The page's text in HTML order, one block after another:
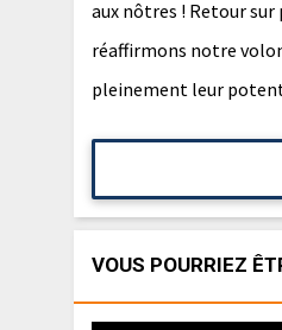
aux nôtres ! Retour
réaffirmons notre
pleinement leur
VOUS POURRIEZ